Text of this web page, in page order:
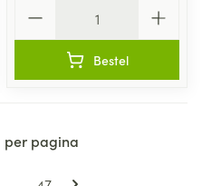
Bestel
Pagina's
per pagina